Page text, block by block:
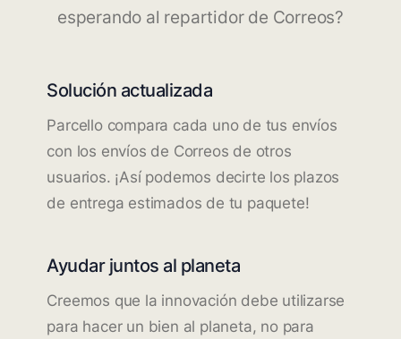
esperando al repartidor de Correos?
Solución actualizada
Parcello compara cada uno de tus envíos
con los envíos de Correos de otros
usuarios. ¡Así podemos decirte los plazos
de entrega estimados de tu paquete!
Ayudar juntos al planeta
Creemos que la innovación debe utilizarse
para hacer un bien al planeta, no para